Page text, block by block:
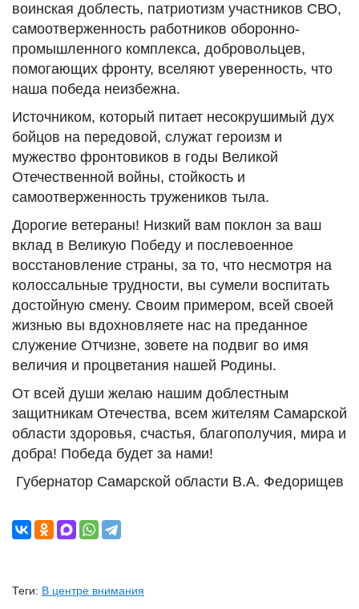
воинская доблесть, патриотизм участников СВО,
самоотверженность работников оборонно-
промышленного комплекса, добровольцев,
помогающих фронту, вселяют уверенность, что
наша победа неизбежна.
Источником, который питает несокрушимый дух
бойцов на передовой, служат героизм и
мужество фронтовиков в годы Великой
Отечественной войны, стойкость и
самоотверженность тружеников тыла.
Дорогие ветераны! Низкий вам поклон за ваш
вклад в Великую Победу и послевоенное
восстановление страны, за то, что несмотря на
колоссальные трудности, вы сумели воспитать
достойную смену. Своим примером, всей своей
жизнью вы вдохновляете нас на преданное
служение Отчизне, зовете на подвиг во имя
величия и процветания нашей Родины.
От всей души желаю нашим доблестным
защитникам Отечества, всем жителям Самарской
области здоровья, счастья, благополучия, мира и
добра! Победа будет за нами!
Губернатор Самарской области В.А. Федорищев
Теги: В центре внимания